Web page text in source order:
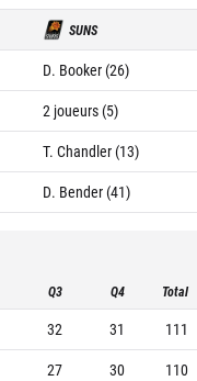
SUNS
D. Booker (26)
2 joueurs (5)
T. Chandler (13)
D. Bender (41)
Q3 Q4 Total
32 31
111
27 30 110